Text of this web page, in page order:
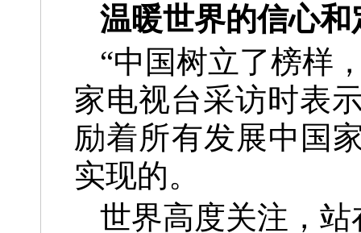
温暖世界的信心和
“中国树立了榜样
家电视台采访时表
励着所有发展中国
实现的。
世界高度关注，